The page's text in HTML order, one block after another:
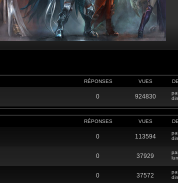
RÉPONSES VUES
0 924830
RÉPONSES VUES
0 113594
0 37929
0 37572